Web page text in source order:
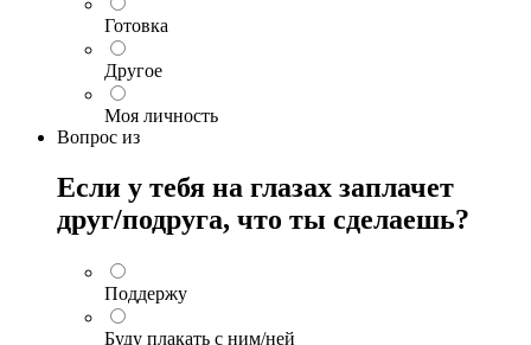
Готовка
Другое
Моя личность
Вопрос из
Если у тебя на глазах заплачет
друг/подруга, что ты сделаешь?
Поддержу
Буду плакать с ним/ней